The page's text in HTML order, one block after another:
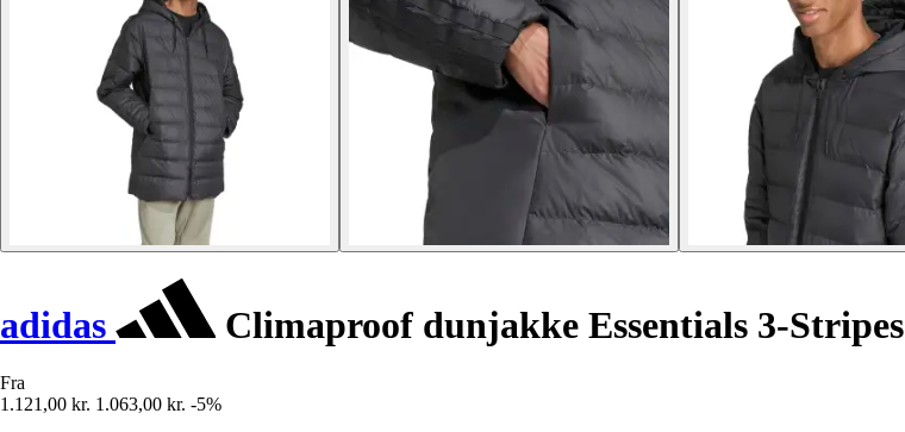
adidas Climaproof dunjakke Essentials 3-Stripes
Fra
1.121,00 kr. 1.063,00 kr. -5%